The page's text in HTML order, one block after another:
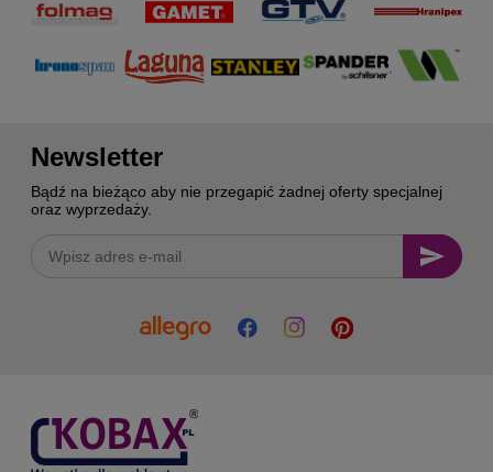
Newsletter
Bądź na bieżąco aby nie przegapić żadnej oferty specjalnej
oraz wyprzedaży.